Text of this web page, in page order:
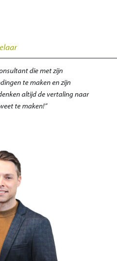
die met zijn
te maken en zijn
altijd de vertaling naar
te maken!”